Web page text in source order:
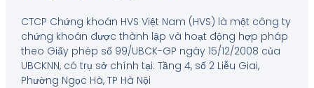
CTCP Chứng khoán HVS Việt Nam (HVS) là một công ty
chứng khoán được thành lập và hoạt động hợp pháp
theo Giấy phép số 99/UBCK-GP ngày 15/12/2008 của
UBCKNN, có trụ sở chính tại: Tầng 4, số 2 Liễu Giai,
Phường Ngọc Hà, TP Hà Nội